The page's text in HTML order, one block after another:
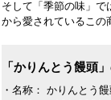
そして「季節の味」で
から愛されているこの
「かりんとう饅頭
・名称： かりんとう饅